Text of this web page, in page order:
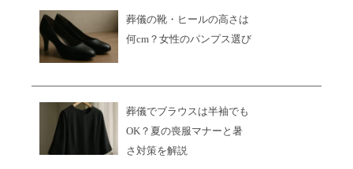
葬儀の靴・ヒールの高さは
何cm？女性のパンプス選び
葬儀でブラウスは半袖でも
OK？夏の喪服マナーと暑
さ対策を解説